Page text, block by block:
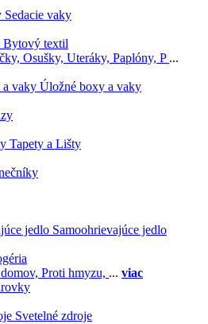
Sedacie vaky
Bytový textil
Osušky, Uteráky, Paplóny, P ...
Úložné boxy a vaky
Tapety a Lišty
Samoohrievajúce jedlo
Proti hmyzu, ... viac
Svetelné zdroje